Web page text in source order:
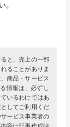
。
と、売上の一部
ることがありま
商品・サービス
情報は、必ずし
いるわけではあ
してご利用くだ
ービス事業者の